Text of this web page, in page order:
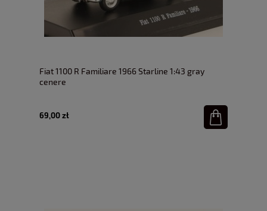
Fiat 1100 R Familiare 1966 Starline 1:43 gray
cenere
69,00 zł